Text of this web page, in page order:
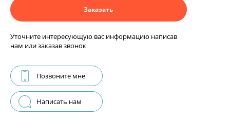
Заказать
Уточните интересующую вас информацию написав
нам или заказав звонок
Позвоните мне
Написать нам